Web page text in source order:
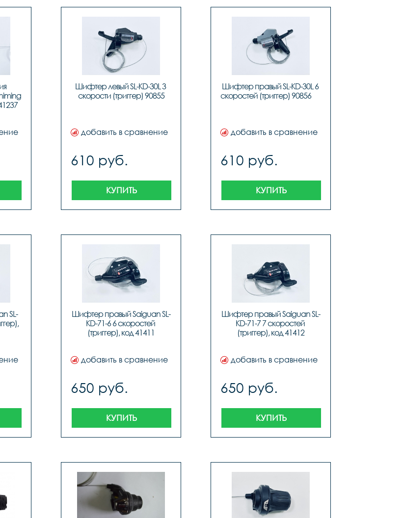
Шифтер левый SL-KD-30L 3
скорости (триггер) 90855
добавить в сравнение
610 руб.
КУПИТЬ
Шифтер правый SL-KD-30L 6
добавить в сравнение
610 руб.
КУПИТЬ
SL-
Шифтер правый Saiguan SL-
KD-71-6 6 скоростей
(триггер), код 41411
добавить в сравнение
650 руб.
КУПИТЬ
Шифтер правый Saiguan SL-
KD-71-7 7 скоростей
(триггер), код 41412
добавить в сравнение
650 руб.
КУПИТЬ